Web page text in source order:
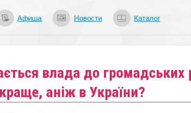
Афиша Новости Каталог
влада до громадських
аніж в України?